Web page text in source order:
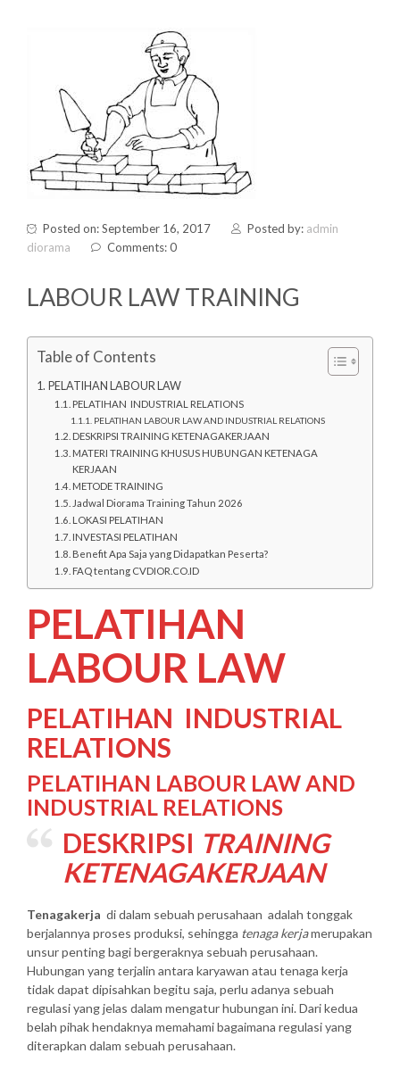
Posted on: September 16, 2017 Posted by: admin
diorama
Comments: 0
LABOUR LAW TRAINING
Table of Contents
PELATIHAN LABOUR LAW
PELATIHAN INDUSTRIAL RELATIONS
PELATIHAN LABOUR LAW AND INDUSTRIAL RELATIONS
DESKRIPSI TRAINING KETENAGAKERJAAN
MATERI TRAINING KHUSUS HUBUNGAN KETENAGA
KERJAAN
METODE TRAINING
Jadwal Diorama Training Tahun 2026
LOKASI PELATIHAN
INVESTASI PELATIHAN
Benefit Apa Saja yang Didapatkan Peserta?
FAQ tentang CVDIOR.CO.ID
PELATIHAN
LABOUR LAW
PELATIHAN INDUSTRIAL
RELATIONS
PELATIHAN LABOUR LAW AND
INDUSTRIAL RELATIONS
DESKRIPSI TRAINING
KETENAGAKERJAAN
Tenagakerja di dalam sebuah perusahaan adalah tonggak
berjalannya proses produksi, sehingga tenaga kerjamerupakan
unsur penting bagi bergeraknya sebuah perusahaan.
Hubungan yang terjalin antara karyawan atau tenaga kerja
tidak dapat dipisahkan begitu saja, perlu adanya sebuah
regulasi yang jelas dalam mengatur hubungan ini. Dari kedua
belah pihak hendaknya memahami bagaimana regulasi yang
diterapkan dalam sebuah perusahaan.